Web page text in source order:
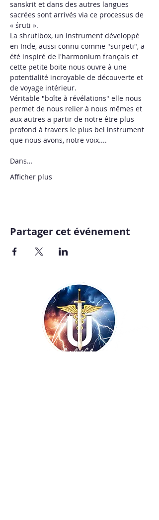
sanskrit et dans des autres langues
sacrées sont arrivés via ce processus de
« śruti ».
La shrutibox, un instrument développé
en Inde, aussi connu comme "surpeti", a
été inspiré de l'harmonium français et
cette petite boite nous ouvre à une
potentialité incroyable de découverte et
de voyage intérieur.
Véritable "boîte à révélations" elle nous
permet de nous relier à nous mêmes et
aux autres a partir de notre être plus
profond à travers le plus bel instrument
que nous avons, notre voix....
Dans…
Afficher plus
Partager cet événement